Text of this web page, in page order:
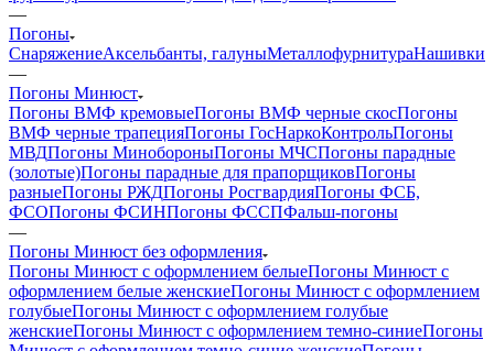
—
Погоны
СнаряжениеАксельбанты, галуныМеталлофурнитураНашивки
—
Погоны Минюст
Погоны ВМФ кремовыеПогоны ВМФ черные скосПогоны
ВМФ черные трапецияПогоны ГосНаркоКонтрольПогоны
МВДПогоны МинобороныПогоны МЧСПогоны парадные
(золотые)Погоны парадные для прапорщиковПогоны
разныеПогоны РЖДПогоны РосгвардияПогоны ФСБ,
ФСОПогоны ФСИНПогоны ФССПФальш-погоны
—
Погоны Минюст без оформления
Погоны Минюст с оформлением белыеПогоны Минюст с
оформлением белые женскиеПогоны Минюст с оформлением
голубыеПогоны Минюст с оформлением голубые
женскиеПогоны Минюст с оформлением темно-синиеПогоны